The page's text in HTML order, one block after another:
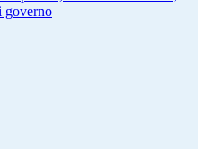
governo